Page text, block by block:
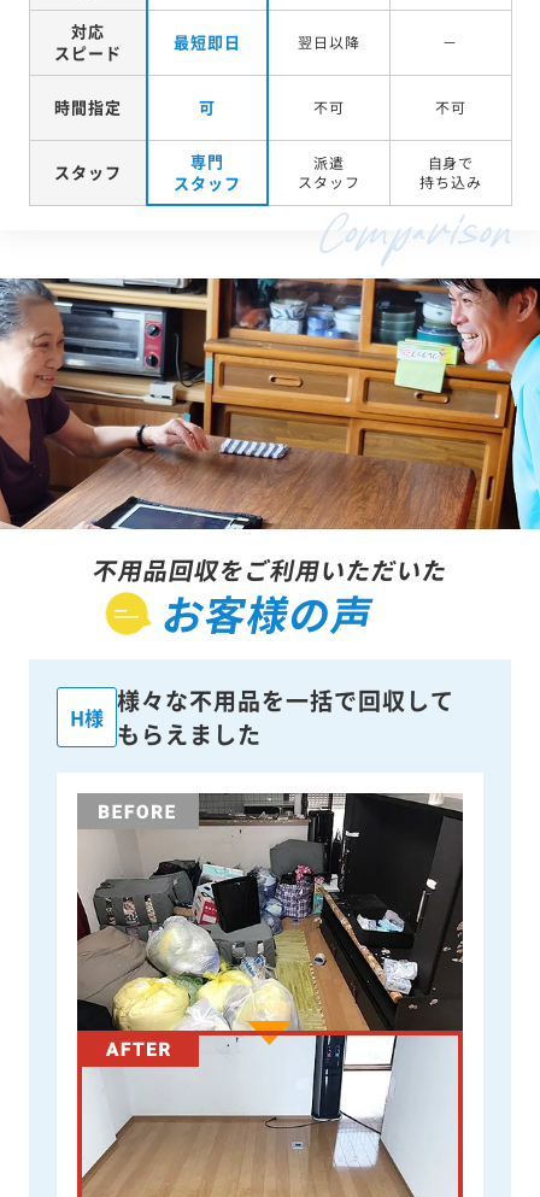
対応
スピード
最短即日 翌日以降 －
時間指定 可 不可 不可
スタッフ
専門
スタッフ
派遣
スタッフ
自身で
持ち込み
不用品回収をご利用いただいた
お客様の声
H様
様々な不用品を一括で回収して
もらえました